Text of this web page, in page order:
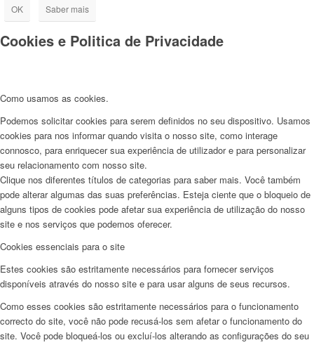
OK Saber mais
Cookies e Politica de Privacidade
Como usamos as cookies.
Podemos solicitar cookies para serem definidos no seu dispositivo. Usamos
cookies para nos informar quando visita o nosso site, como interage
connosco, para enriquecer sua experiência de utilizador e para personalizar
seu relacionamento com nosso site.
Clique nos diferentes títulos de categorias para saber mais. Você também
pode alterar algumas das suas preferências. Esteja ciente que o bloqueio de
alguns tipos de cookies pode afetar sua experiência de utilização do nosso
site e nos serviços que podemos oferecer.
Cookies essenciais para o site
Estes cookies são estritamente necessários para fornecer serviços
disponíveis através do nosso site e para usar alguns de seus recursos.
Como esses cookies são estritamente necessários para o funcionamento
correcto do site, você não pode recusá-los sem afetar o funcionamento do
site. Você pode bloqueá-los ou excluí-los alterando as configurações do seu